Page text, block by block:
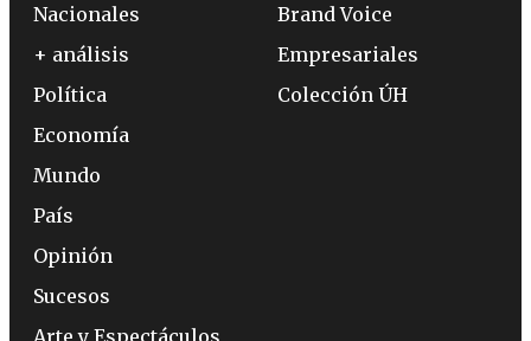
Nacionales
+ análisis
Política
Economía
Mundo
País
Opinión
Sucesos
Arte y Espectáculos
Brand Voice
Empresariales
Colección ÚH